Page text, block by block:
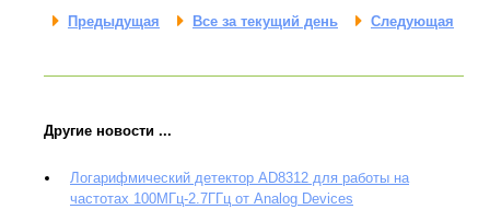
Предыдущая Все за текущий день Следующая
Другие новости ...
Логарифмический детектор AD8312 для работы на
частотах 100МГц-2.7ГГц от Analog Devices